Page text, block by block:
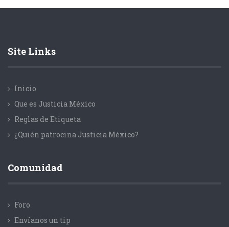
Site Links
Inicio
Que es Justicia México
Reglas de Etiqueta
¿Quién patrocina Justicia México?
Comunidad
Foro
Envíanos un tip